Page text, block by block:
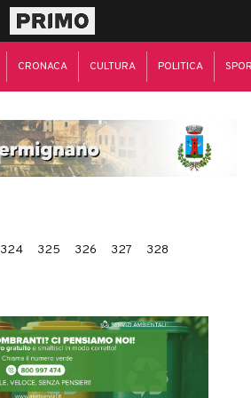
CRONACA CULTURA POLITICA
324 325 326 327 328